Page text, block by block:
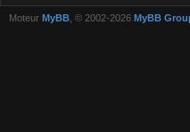
Moteur MyBB , © 2002-2026 MyBB